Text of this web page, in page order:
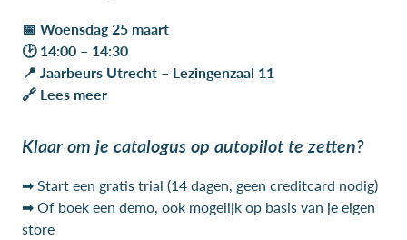
📅 Woensdag 25 maart
🕑 14:00 – 14:30
📍 Jaarbeurs Utrecht – Lezingenzaal 11
🔗 Lees meer
Klaar om je catalogus op autopilot te zetten?
➡ Start een gratis trial (14 dagen, geen creditcard nodig)
➡ Of boek een demo, ook mogelijk op basis van je eigen
store